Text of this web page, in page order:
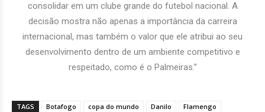
consolidar em um clube grande do futebol nacional. A
decisão mostra não apenas a importância da carreira
internacional, mas também o valor que ele atribui ao seu
desenvolvimento dentro de um ambiente competitivo e
respeitado, como é o Palmeiras.”
TAGS Botafogo copa do mundo Danilo
Flamengo